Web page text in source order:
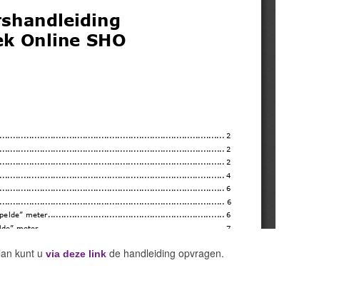
kunt u via deze link de handleiding opvragen.